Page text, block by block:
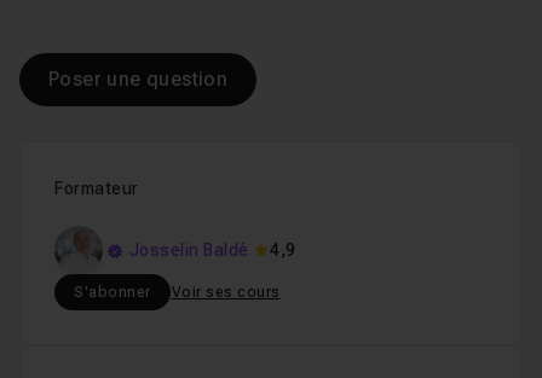
Formateur
Josselin Baldé 4,9
S'abonner Voir ses cours
Poser une question